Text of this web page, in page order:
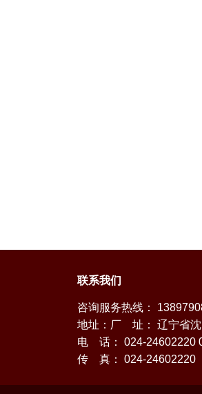
联系我们
咨询服务热线：
地址：厂 址： 辽宁省
电 话： 024-24602220
传 真： 024-24602220